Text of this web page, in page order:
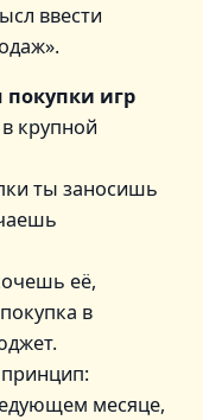
ввести
покупки игр
крупной
ты заносишь
её,
в
месяце,